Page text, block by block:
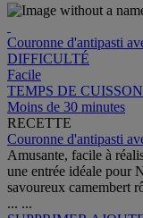
Couronne d'antipasti
DIFFICULTÉ
Facile
TEMPS DE CUISSON
Moins de 30 minutes
RECETTE
Couronne d'antipasti
Amusante, facile à
une entrée idéale pour
savoureux camembert
... ...